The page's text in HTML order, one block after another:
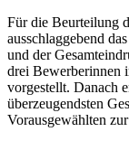
Für die Beurteilung
ausschlaggebend
und der
drei Bewerberinnen
vorgestellt. Danach
überzeugendsten
Vorausgewählten